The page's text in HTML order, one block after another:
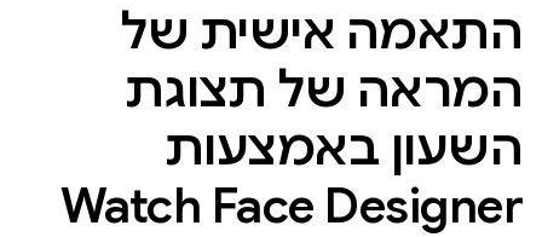
התאמה אישית של
המראה של תצוגת
השעון באמצעות
Watch Face Designer